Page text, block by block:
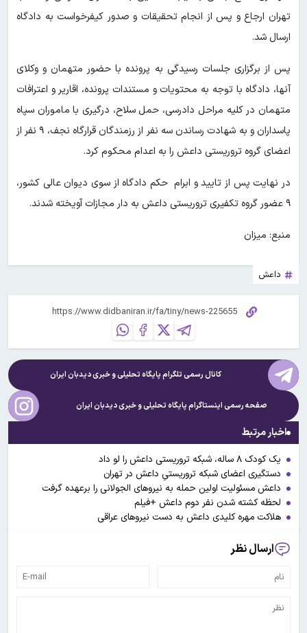
تهران ارجاع و پس از انجام تحقیقات و صدور کیفرخواست به دادگاه
ارسال شد.
پس از برگزاری جلسات رسیدگی به پرونده با حضور متهمان و وکلای
آنها، دادگاه با توجه به محتویات و مستندات پرونده، اقاریر و اعترافات
متهمان در کلیه مراحل دادرسی، حمل سلاح، درگیری با ماموران سپاه
پاسداران و به شهادت رساندن سه نفر از رزمندگان قرارگاه نجف، ۹ نفر از
اعضای گروه تروریستی داعش را به اعدام محکوم کرد.
در نهایت پس از تایید و ابرام حکم دادگاه از سوی دیوان عالی کشور،
۹ عضور گروه تکفیری تروریستی داعش به دار مجازات آویخته شدند.
منبع: میزان
داعش
کانال رسمی تلگرام پایگاه تحلیلی و خبریدیدبان ایران
صفحه رسمی اینستاگرام پایگاه تحلیلی و خبریدیدبان ایران
اخبار مرتبط
یک کودک ۸ ساله، شبکه تروریستی داعش را لو داد
دستگیری اعضای شبکه تروریستیِ داعش در تهران
داعش مسئولیت اولین حمله به نیروهای الجولانی را برعهده گرفت
لحظه کشته شدن نفر دوم داعش +فیلم
هلاکت مهره کلیدی داعش به دست نیروهای عراقی
ارسال نظر